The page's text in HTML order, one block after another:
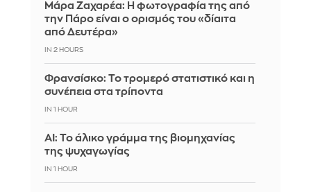
Μάρα Ζαχαρέα: Η φωτογραφία της από
την Πάρο είναι ο ορισμός του «δίαιτα
από Δευτέρα»
IN 2 HOURS
Φρανσίσκο: Το τρομερό στατιστικό και η
συνέπεια στα τρίποντα
IN 1 HOUR
AI: Το άλικο γράμμα της βιομηχανίας
της ψυχαγωγίας
IN 1 HOUR